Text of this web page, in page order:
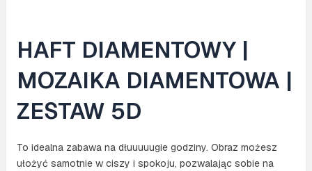
HAFT DIAMENTOWY |
MOZAIKA DIAMENTOWA |
ZESTAW 5D
To idealna zabawa na dłuuuuugie godziny. Obraz możesz
ułożyć samotnie w ciszy i spokoju, pozwalając sobie na